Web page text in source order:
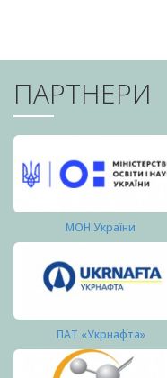
ПАРТНЕРИ
МОН України
ПАТ «Укрнафта»